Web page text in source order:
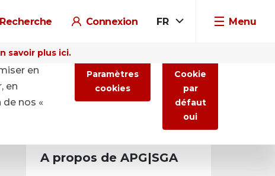
Recherche Connexion FR Menu
savoir plus ici.
A propos de APG|SGA
en
en
de nos «
Paramètres
cookies
Cookie
par
défaut
oui